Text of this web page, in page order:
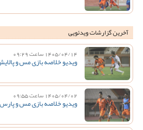
آخرین گزارشات ویدئویی
1405/04/14 ساعت 09:29
ویدیو خلاصه بازی مس و
1405/04/02 ساعت 09:55
ویدیو خلاصه بازی مس و پارس